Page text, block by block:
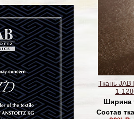
Ткань JAB
1-
Ширина
Состав